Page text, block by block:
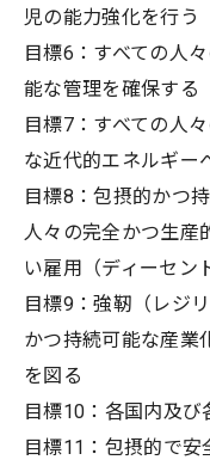
児の能力強化を行う
目標6：すべての人
能な管理を確保する
目標7：すべての人
な近代的エネルギー
目標8：包摂的かつ
人々の完全かつ生産
い雇用（ディーセン
目標9：強靭（レジ
かつ持続可能な産業
を図る
目標10：各国内及び
目標11：包摂的で